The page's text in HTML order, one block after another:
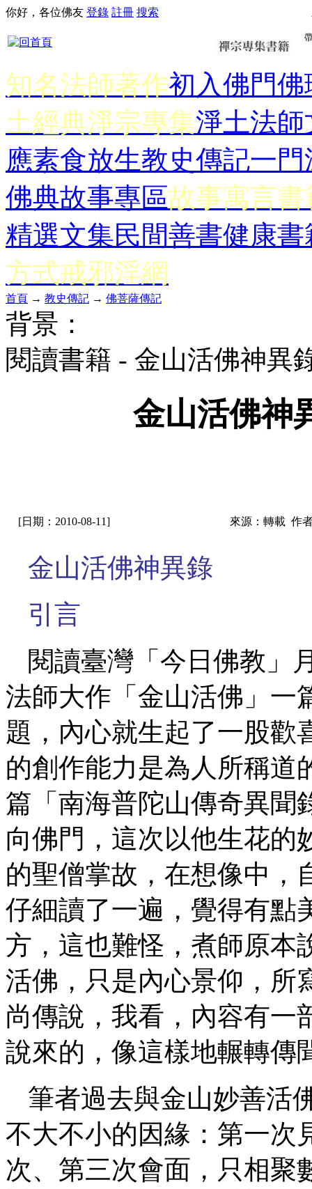
你好，各位佛友 登錄 註冊 搜索
知名法師著作初入佛門佛
土經典淨宗專集淨土法師
應素食放生教史傳記一門
佛典故事專區故事寓言書
精選文集民間善書健康書
方式戒邪淫網
首頁 → 教史傳記 → 佛菩薩傳記
背景：
閱讀書籍 - 金山活佛神
金山活佛
[日期：2010-08-11] 來源：轉載 作
金山活佛神異錄
引言
閱讀臺灣「今日佛教」
法師大作「金山活佛」一
題，內心就生起了一股歡
的創作能力是為人所稱道
篇「南海普陀山傳奇異聞
向佛門，這次以他生花的
的聖僧掌故，在想像中，
仔細讀了一遍，覺得有點
方，這也難怪，煮師原本
活佛，只是內心景仰，所
尚傳說，我看，內容有一
說來的，像這樣地輾轉傳
筆者過去與金山妙善活
不大不小的因緣：第一次
次、第三次會面，只相聚